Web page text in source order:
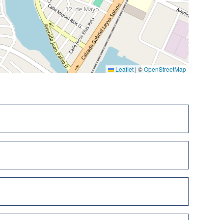
Leaflet | ©OpenStreetMap